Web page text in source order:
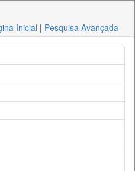
Inicial | Pesquisa Avançada